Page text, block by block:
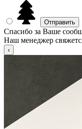
Спасибо за Ваше
Наш менеджер